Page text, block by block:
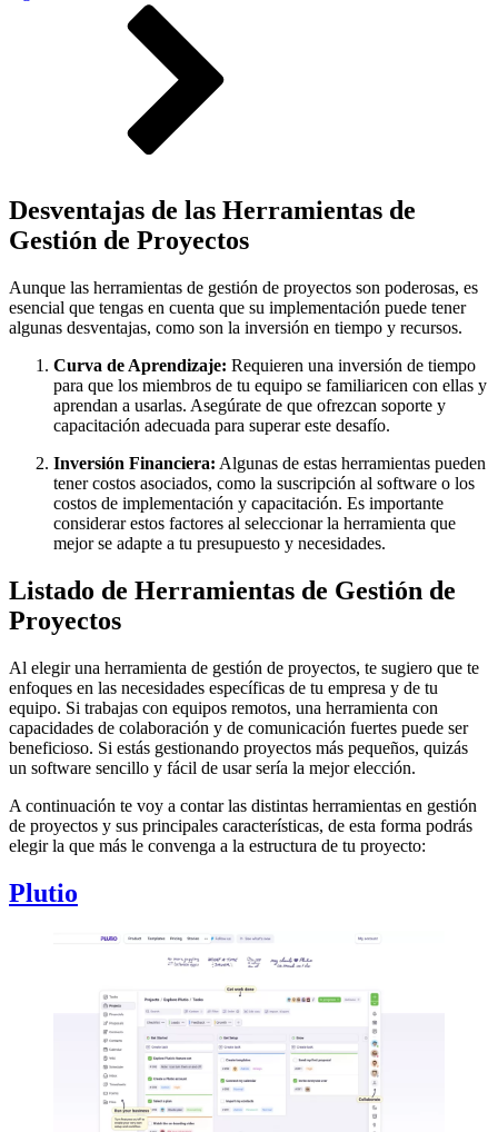
Desventajas de las Herramientas de
Gestión de Proyectos
Aunque las herramientas de gestión de proyectos son poderosas, es
esencial que tengas en cuenta que su implementación puede tener
algunas desventajas, como son la inversión en tiempo y recursos.
Curva de Aprendizaje: Requieren una inversión de tiempo
para que los miembros de tu equipo se familiaricen con ellas y
aprendan a usarlas. Asegúrate de que ofrezcan soporte y
capacitación adecuada para superar este desafío.
Inversión Financiera: Algunas de estas herramientas pueden
tener costos asociados, como la suscripción al software o los
costos de implementación y capacitación. Es importante
considerar estos factores al seleccionar la herramienta que
mejor se adapte a tu presupuesto y necesidades.
Listado de Herramientas de Gestión de
Proyectos
Al elegir una herramienta de gestión de proyectos, te sugiero que te
enfoques en las necesidades específicas de tu empresa y de tu
equipo. Si trabajas con equipos remotos, una herramienta con
capacidades de colaboración y de comunicación fuertes puede ser
beneficioso. Si estás gestionando proyectos más pequeños, quizás
un software sencillo y fácil de usar sería la mejor elección.
A continuación te voy a contar las distintas herramientas en gestión
de proyectos y sus principales características, de esta forma podrás
elegir la que más le convenga a la estructura de tu proyecto:
Plutio